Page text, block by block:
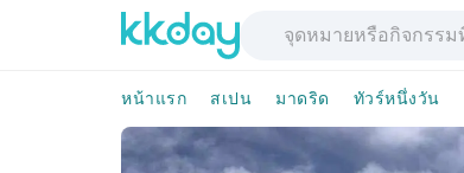
หน้าแรก สเปน มาดริด ทัวร์หนึ่งวัน